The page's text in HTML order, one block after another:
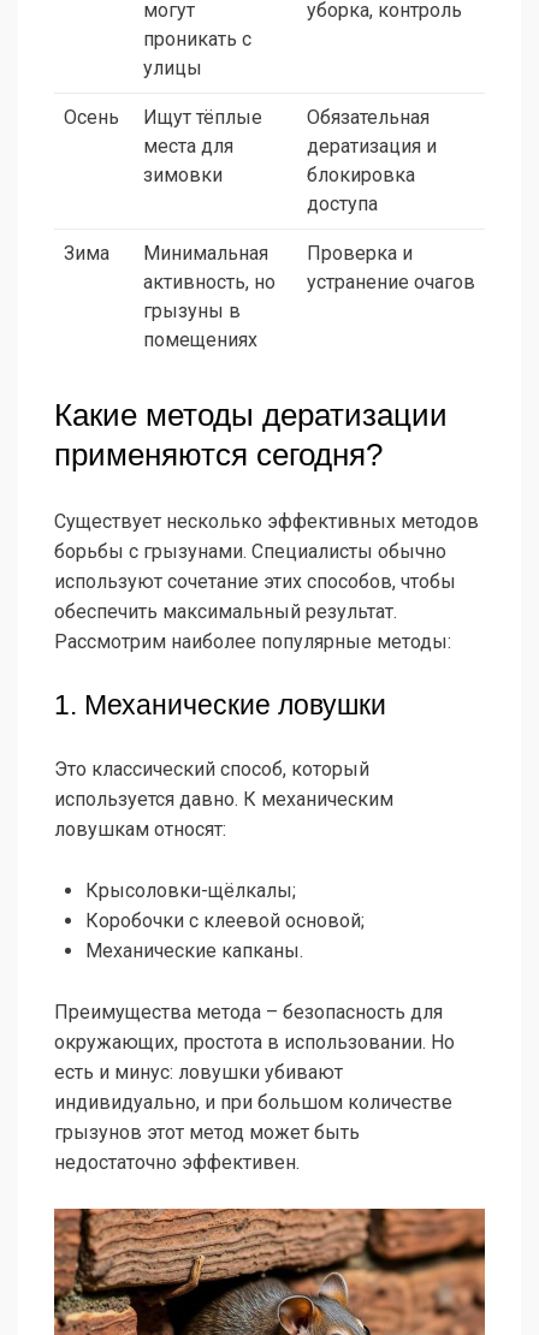
могут
проникать с
улицы
уборка, контроль
Осень
Ищут тёплые
места для
зимовки
Обязательная
дератизация и
блокировка
доступа
Зима
Минимальная
активность, но
грызуны в
помещениях
Проверка и
устранение очагов
Какие методы дератизации
применяются сегодня?
Существует несколько эффективных методов
борьбы с грызунами. Специалисты обычно
используют сочетание этих способов, чтобы
обеспечить максимальный результат.
Рассмотрим наиболее популярные методы:
1. Механические ловушки
Это классический способ, который
используется давно. К механическим
ловушкам относят:
Крысоловки-щёлкалы;
Коробочки с клеевой основой;
Механические капканы.
Преимущества метода – безопасность для
окружающих, простота в использовании. Но
есть и минус: ловушки убивают
индивидуально, и при большом количестве
грызунов этот метод может быть
недостаточно эффективен.